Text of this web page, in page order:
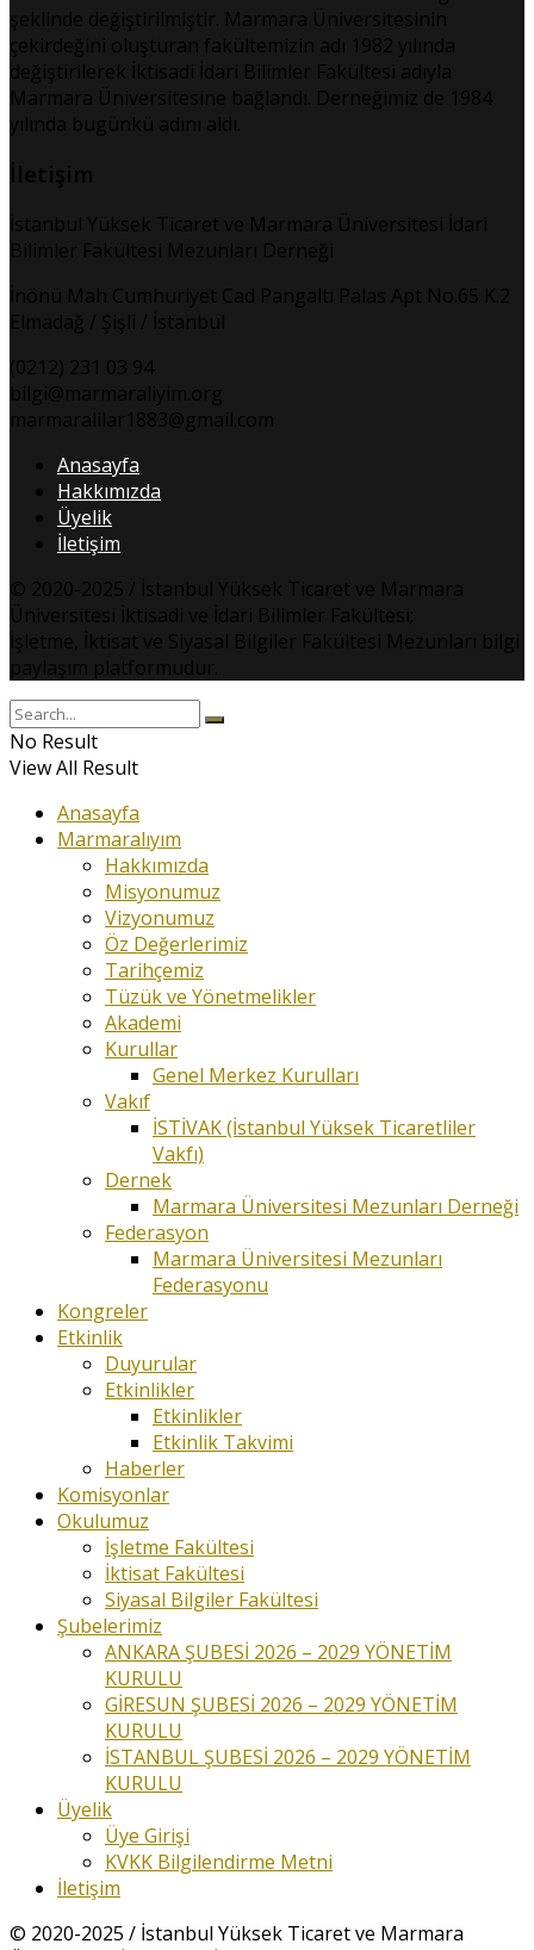
şeklinde değiştirilmiştir. Marmara Üniversitesinin
çekirdeğini oluşturan fakültemizin adı 1982 yılında
değiştirilerek İktisadi İdari Bilimler Fakültesi adıyla
Marmara Üniversitesine bağlandı. Derneğimiz de 1984
yılında bugünkü adını aldı.
İletişim
İstanbul Yüksek Ticaret ve Marmara Üniversitesi İdari
Bilimler Fakültesi Mezunları Derneği
İnönü Mah Cumhuriyet Cad Pangaltı Palas Apt No.65 K.2
Elmadağ / Şişli / İstanbul
(0212) 231 03 94
bilgi@marmaraliyim.org
marmaralilar1883@gmail.com
Anasayfa
Hakkımızda
Üyelik
İletişim
© 2020-2025 / İstanbul Yüksek Ticaret ve Marmara
Üniversitesi İktisadi ve İdari Bilimler Fakültesi;
İşletme, İktisat ve Siyasal Bilgiler Fakültesi Mezunları bilgi
paylaşım platformudur.
No Result
View All Result
Anasayfa
Marmaralıyım
Hakkımızda
Misyonumuz
Vizyonumuz
Öz Değerlerimiz
Tarihçemiz
Tüzük ve Yönetmelikler
Akademi
Kurullar
Genel Merkez Kurulları
Vakıf
İSTİVAK (İstanbul Yüksek Ticaretliler
Vakfı)
Dernek
Marmara Üniversitesi Mezunları Derneği
Federasyon
Marmara Üniversitesi Mezunları
Federasyonu
Kongreler
Etkinlik
Duyurular
Etkinlikler
Etkinlikler
Etkinlik Takvimi
Haberler
Komisyonlar
Okulumuz
İşletme Fakültesi
İktisat Fakültesi
Siyasal Bilgiler Fakültesi
Şubelerimiz
ANKARA ŞUBESİ 2026 – 2029 YÖNETİM
KURULU
GİRESUN ŞUBESİ 2026 – 2029 YÖNETİM
KURULU
İSTANBUL ŞUBESİ 2026 – 2029 YÖNETİM
KURULU
Üyelik
Üye Girişi
KVKK Bilgilendirme Metni
İletişim
© 2020-2025 / İstanbul Yüksek Ticaret ve Marmara